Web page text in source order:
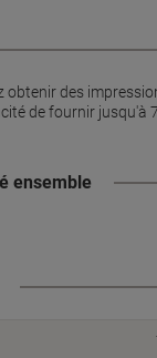
obtenir des
de fournir jusqu'à
ensemble